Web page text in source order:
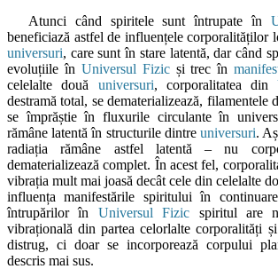
Atunci când spiritele sunt întrupate în
beneficiază astfel de influențele corporalităților
universuri, care sunt în stare latentă, dar când
evoluțiile în Universul Fizicși trec în
celelalte două universuri, corporalitatea din
destramă total, se dematerializează, filamentele
se împrăștie în fluxurile circulante în
rămâne latentă în structurile dintreuniversuri.
radiația rămâne astfel latentă – nu
dematerializează complet. În acest fel,
vibrația mult mai joasă decât cele din celelalte
influența manifestările spiritului în
întrupărilor în Universul Fizic spiritul are
vibrațională din partea celorlalte corporalități
distrug, ci doar se incorporează corpului
descris mai sus.